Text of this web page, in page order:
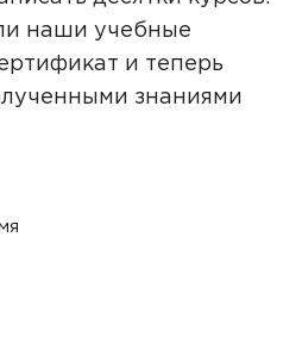
наши учебные
и теперь
знаниями